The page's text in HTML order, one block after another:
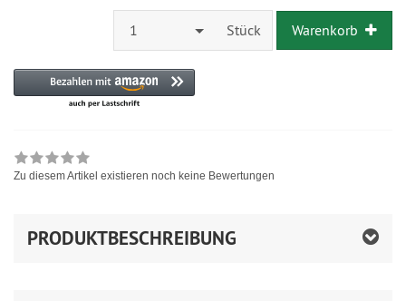
1 Stück Warenkorb
Zu diesem Artikel existieren noch keine Bewertungen
PRODUKTBESCHREIBUNG